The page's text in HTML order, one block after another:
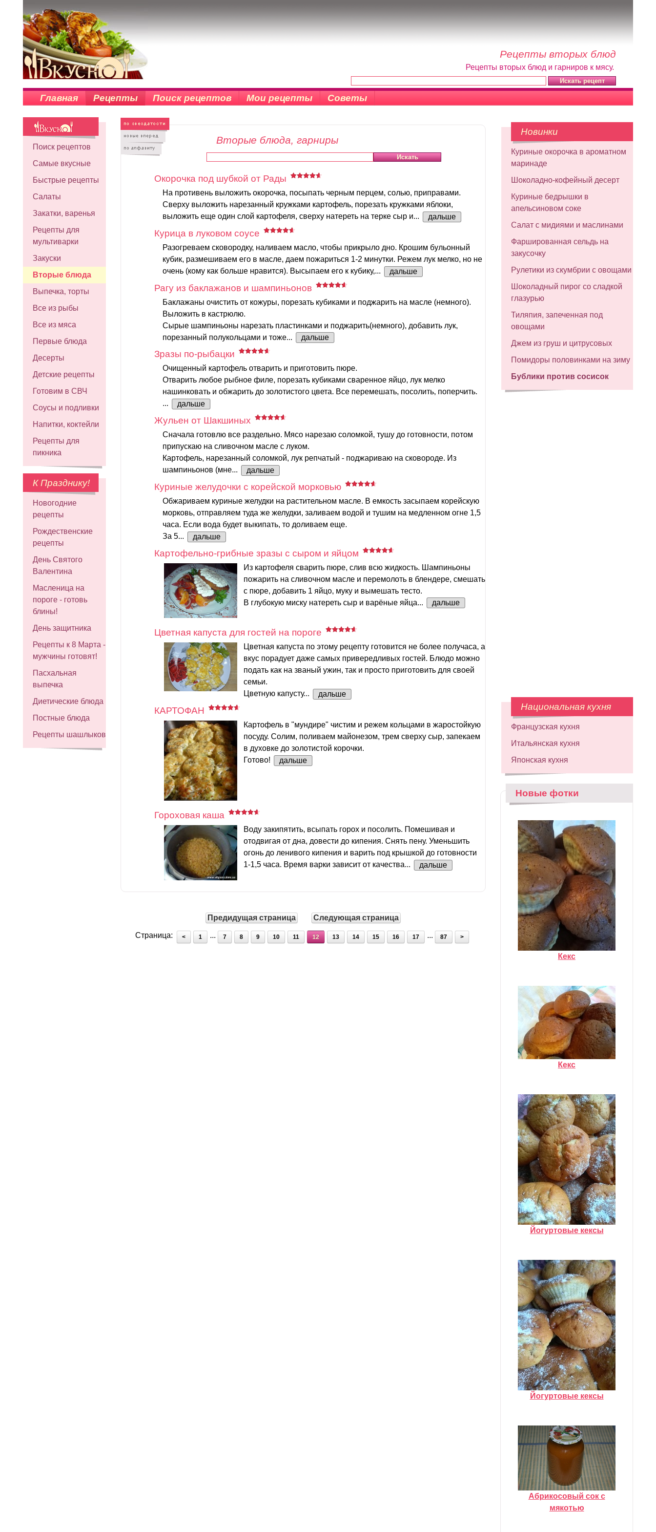
Рецепты вторых блюд
Рецепты вторых блюд и гарниров к мясу.
Главная Рецепты Поиск рецептов Мои рецепты Советы
Поиск рецептов
Самые вкусные
Быстрые рецепты
Салаты
Закатки, варенья
Рецепты для
мультиварки
Закуски
Вторые блюда
Выпечка, торты
Все из рыбы
Все из мяса
Первые блюда
Десерты
Детские рецепты
Готовим в СВЧ
Соусы и подливки
Напитки, коктейли
Рецепты для
пикника
К Празднику!
Новогодние
рецепты
Рождественские
рецепты
День Святого
Валентина
Масленица на
пороге - готовь
блины!
День защитника
Рецепты к 8 Марта -
мужчины готовят!
Пасхальная
выпечка
Диетические блюда
Постные блюда
Рецепты шашлыков
Вторые блюда, гарниры
Окорочка под шубкой от Рады
На противень выложить окорочка, посыпать черным перцем, солью, приправами.
Сверху выложить нарезанный кружками картофель, порезать кружками яблоки,
выложить еще один слой картофеля, сверху натереть на терке сыр и...
дальше
Курица в луковом соусе
Разогреваем сковородку, наливаем масло, чтобы прикрыло дно. Крошим бульонный
кубик, размешиваем его в масле, даем пожариться 1-2 минутки. Режем лук мелко, но не
очень (кому как больше нравится). Высыпаем его к кубику,...
дальше
Рагу из баклажанов и шампиньонов
Баклажаны очистить от кожуры, порезать кубиками и поджарить на масле (немного).
Выложить в кастрюлю.
Сырые шампиньоны нарезать пластинками и поджарить(немного), добавить лук,
порезанный полукольцами и тоже...
дальше
Зразы по-рыбацки
Очищенный картофель отварить и приготовить пюре.
Отварить любое рыбное филе, порезать кубиками сваренное яйцо, лук мелко
нашинковать и обжарить до золотистого цвета. Все перемешать, посолить, поперчить.
...
дальше
Жульен от Шакшиных
Сначала готовлю все раздельно. Мясо нарезаю соломкой, тушу до готовности, потом
припускаю на сливочном масле с луком.
Картофель, нарезанный соломкой, лук репчатый - поджариваю на сковороде. Из
шампиньонов (мне...
дальше
Куриные желудочки с корейской морковью
Обжариваем куриные желудки на растительном масле. В емкость засыпаем корейскую
морковь, отправляем туда же желудки, заливаем водой и тушим на медленном огне 1,5
часа. Если вода будет выкипать, то доливаем еще.
За 5...
дальше
Картофельно-грибные зразы с сыром и яйцом
Из картофеля сварить пюре, слив всю жидкость. Шампиньоны
пожарить на сливочном масле и перемолоть в блендере, смешать
с пюре, добавить 1 яйцо, муку и вымешать тесто.
В глубокую миску натереть сыр и варёные яйца...
дальше
Цветная капуста для гостей на пороге
Цветная капуста по этому рецепту готовится не более получаса, а
вкус порадует даже самых привередливых гостей. Блюдо можно
подать как на званый ужин, так и просто приготовить для своей
семьи.
Цветную капусту...
дальше
КАРТОФАН
Картофель в "мундире" чистим и режем кольцами в жаростойкую
посуду. Солим, поливаем майонезом, трем сверху сыр, запекаем
в духовке до золотистой корочки.
Готово!
дальше
Гороховая каша
Воду закипятить, всыпать горох и посолить. Помешивая и
отодвигая от дна, довести до кипения. Снять пену. Уменьшить
огонь до ленивого кипения и варить под крышкой до готовности
1-1,5 часа. Время варки зависит от качества...
дальше
Предидущая страница Следующая страница
Страница: < 1 ... 7 8 9 10 11 12 13 14 15 16 17 ... 87 >
Новинки
Куриные окорочка в ароматном
маринаде
Шоколадно-кофейный десерт
Куриные бедрышки в
апельсиновом соке
Салат с мидиями и маслинами
Фаршированная сельдь на
закусочку
Рулетики из скумбрии с овощами
Шоколадный пирог со сладкой
глазурью
Тиляпия, запеченная под
овощами
Джем из груш и цитрусовых
Помидоры половинками на зиму
Бублики против сосисок
Национальная кухня
Французская кухня
Итальянская кухня
Японская кухня
Новые фотки
Кекс
Кекс
Йогуртовые кексы
Йогуртовые кексы
Абрикосовый сок с
мякотью